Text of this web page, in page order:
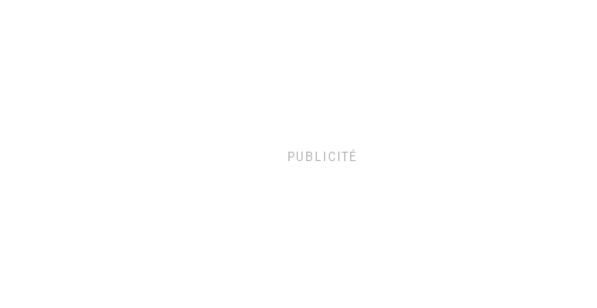
PUBLICITÉ